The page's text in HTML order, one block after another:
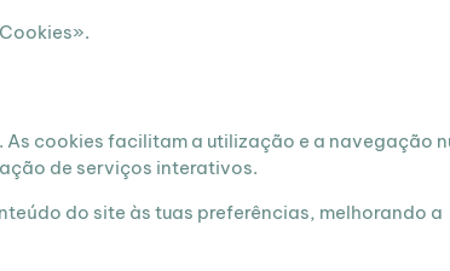
cookies facilitam a utilização e a navegação
de serviços interativos.
do site às tuas preferências, melhorando a